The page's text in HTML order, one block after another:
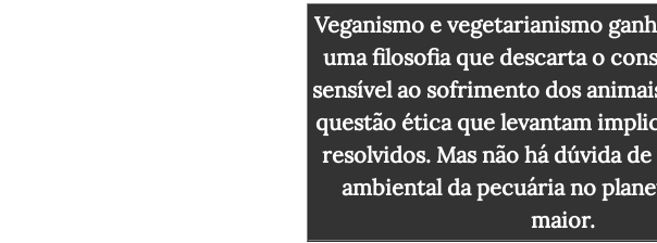
Veganismo e vegetarianismo
uma filosofia que descarta o
sensível ao sofrimento dos
questão ética que levantam
resolvidos. Mas não há dúvida
ambiental da pecuária no
maior.